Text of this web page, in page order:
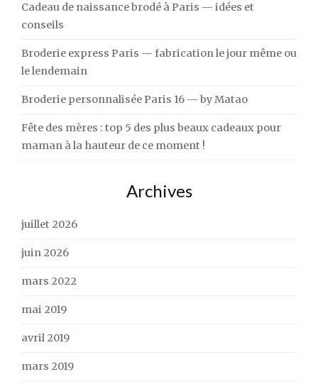
Cadeau de naissance brodé à Paris — idées et
conseils
Broderie express Paris — fabrication le jour même ou
le lendemain
Broderie personnalisée Paris 16 — by Matao
Fête des mères : top 5 des plus beaux cadeaux pour
maman à la hauteur de ce moment !
Archives
juillet 2026
juin 2026
mars 2022
mai 2019
avril 2019
mars 2019